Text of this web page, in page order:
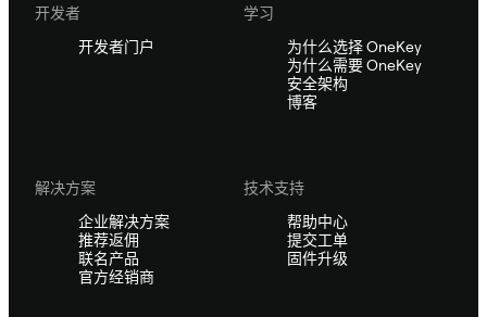
开发者
开发者门户
学习
为什么选择 OneKey
为什么需要 OneKey
安全架构
博客
解决方案
企业解决方案
推荐返佣
联名产品
官方经销商
技术支持
帮助中心
提交工单
固件升级